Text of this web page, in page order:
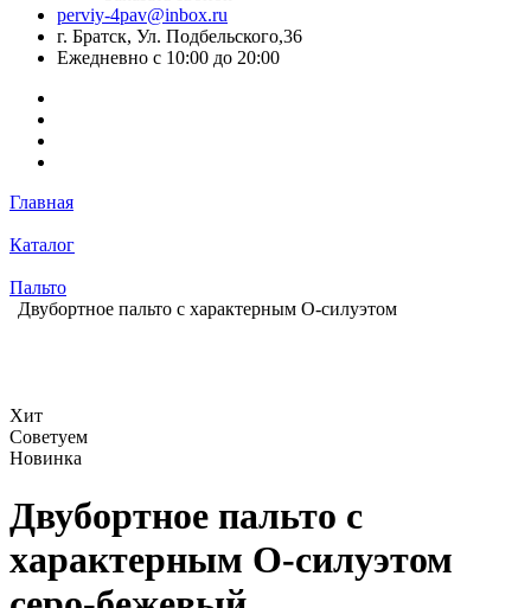
perviy-4pav@inbox.ru
г. Братск, Ул. Подбельского,36
Ежедневно с 10:00 до 20:00
Главная
Каталог
Пальто
Двубортное пальто с характерным О-силуэтом
Хит
Советуем
Новинка
Двубортное пальто с
характерным О-силуэтом